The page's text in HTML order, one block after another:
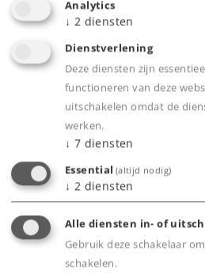
Highlights
Schnelle Übersicht
Hohe Bildqualität
Vollfarbig
Märklin Gesamtprogramm
Analytics
↓ 2 diensten
Dienstverlening
Deze diensten zijn
functioneren van deze
uitschakelen omdat de
werken.
↓ 7 diensten
Essential (altijd nodig)
↓ 2 diensten
Alle diensten in- of
Gebruik deze schakelaar
schakelen.